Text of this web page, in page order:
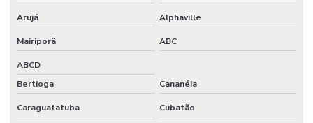
Arujá Alphaville
Mairiporã ABC
ABCD
Bertioga
Cananéia
Caraguatatuba Cubatão